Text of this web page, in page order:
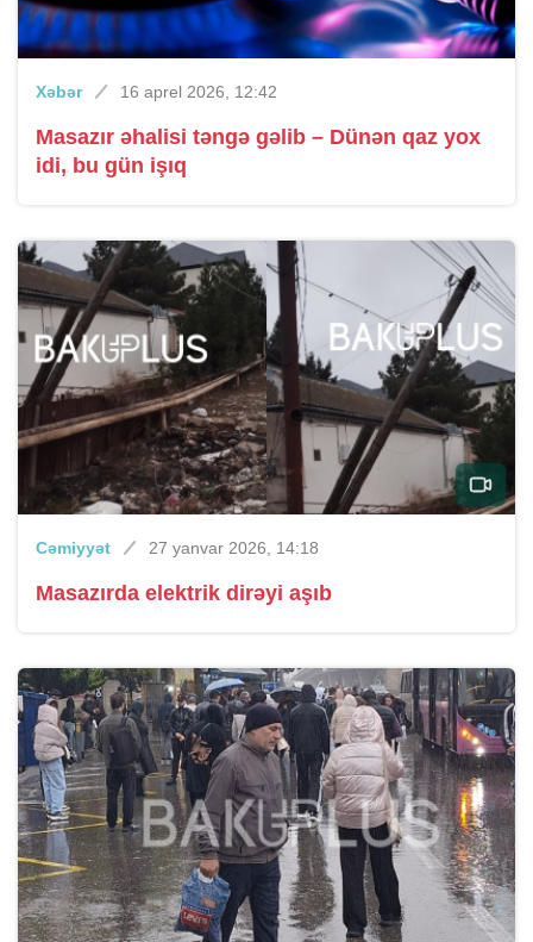
Xəbər 16 aprel 2026, 12:42
Masazır əhalisi təngə gəlib – Dünən qaz yox
idi, bu gün işıq
Cəmiyyət 27 yanvar 2026, 14:18
Masazırda elektrik dirəyi aşıb